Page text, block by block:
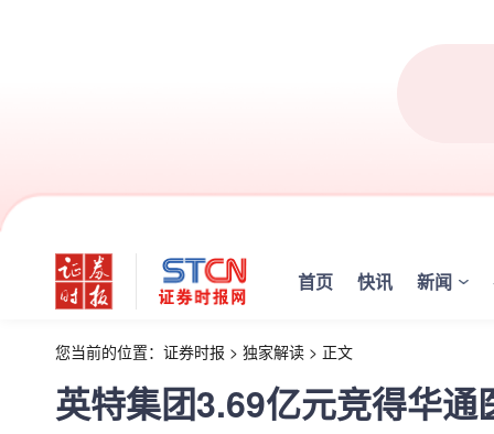
首页 快讯 新闻
您当前的位置： 证券时报 > 独家解读 > 正文
英特集团3.69亿元竞得华通